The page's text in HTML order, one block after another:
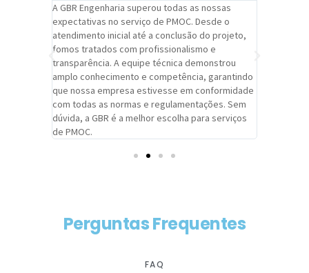
A GBR Engenharia superou todas as nossas
expectativas no serviço de PMOC. Desde o
atendimento inicial até a conclusão do projeto,
fomos tratados com profissionalismo e
transparência. A equipe técnica demonstrou
amplo conhecimento e competência, garantindo
que nossa empresa estivesse em conformidade
com todas as normas e regulamentações. Sem
dúvida, a GBR é a melhor escolha para serviços
de PMOC.
Perguntas Frequentes
FAQ